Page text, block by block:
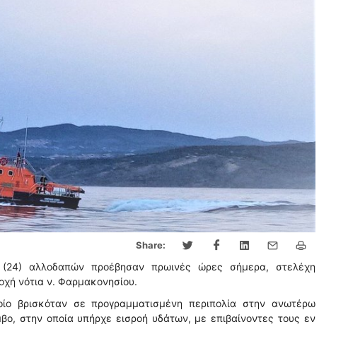
Share:
αλλοδαπών προέβησαν πρωινές ώρες σήμερα, στελέχη
νότια ν. Φαρμακονησίου.
βρισκόταν σε προγραμματισμένη περιπολία στην ανωτέρω
στην οποία υπήρχε εισροή υδάτων, με επιβαίνοντες τους εν